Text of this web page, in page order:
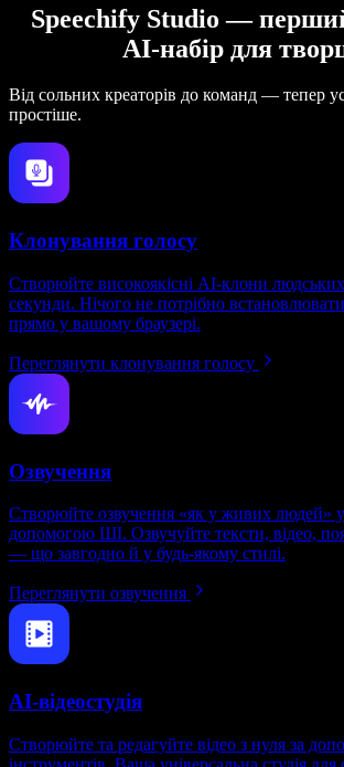
Speechify Studio —
AI-набір для
Від сольних креаторів до команд — тепер
простіше.
Клонування голосу
Створюйте високоякісні AI-клони людських
секунди. Нічого не потрібно
прямо у вашому браузері.
Переглянути клонування голосу
Озвучення
Створюйте озвучення «як у живих людей» у
допомогою ШІ. Озвучуйте тексти, відео,
— що завгодно й у будь-якому стилі.
Переглянути озвучення
AI-відеостудія
Створюйте та редагуйте відео з нуля за